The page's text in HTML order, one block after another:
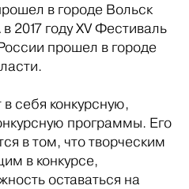
в городе Вольск
2017 году XV Фестиваль
прошел в городе
себя конкурсную,
программы. Его
в том, что творческим
в конкурсе,
оставаться на